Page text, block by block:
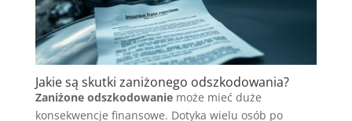
Jakie są skutki zaniżonego odszkodowania?
Zaniżone odszkodowaniemoże mieć duże
konsekwencje finansowe. Dotyka wielu osób po